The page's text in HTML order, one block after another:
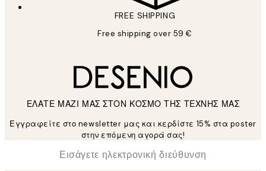
FREE SHIPPING
Free shipping over 59 €
ΕΛΑΤΕ ΜΑΖΙ ΜΑΣ ΣΤΟΝ ΚΟΣΜΟ ΤΗΣ ΤΕΧΝΗΣ ΜΑΣ
Εγγραφείτε στο newsletter μας και κερδίστε 15% στα poster
στην επόμενη αγορά σας!
Ηλεκτρονική Διεύθυνση